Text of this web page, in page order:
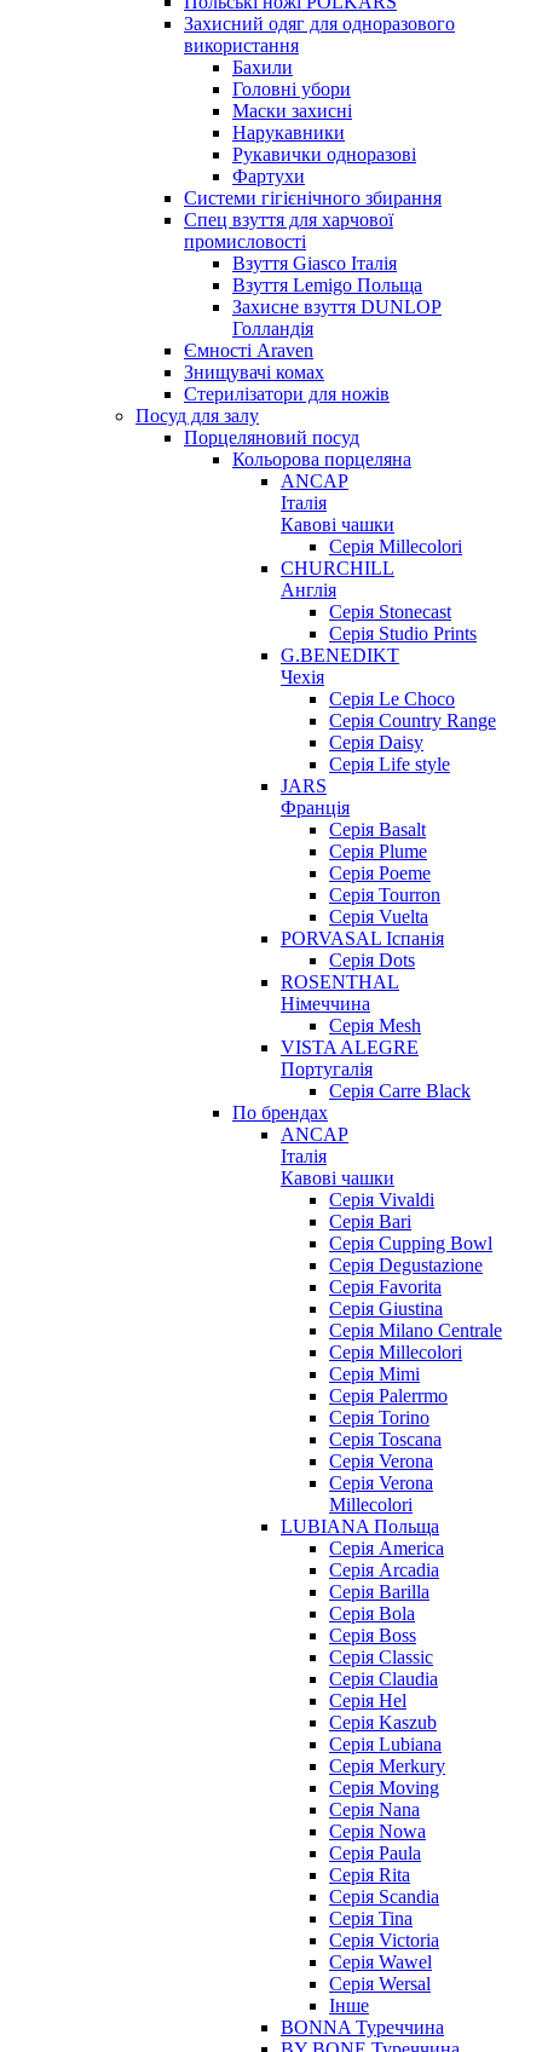
Захисний одяг для одноразового
використання
Бахили
Головні убори
Маски захисні
Нарукавники
Рукавички одноразові
Фартухи
Системи гігієнічного збирання
Спец взуття для харчової
промисловості
Взуття Giasco Італія
Взуття Lemigo Польща
Захисне взуття DUNLOP
Голландія
Ємності Araven
Знищувачі комах
Стерилізатори для ножів
Посуд для залу
Порцеляновий посуд
Кольорова порцеляна
ANCAP
Італія
Кавові чашки
Серія Millecolori
CHURCHILL
Англія
Серія Stonecast
Серія Studio Prints
G.BENEDIKT
Чехія
Cерія Le Choco
Серія Country Range
Серія Daisy
Серія Life style
JARS
Франція
Серія Basalt
Серія Plume
Серія Poeme
Серія Tourron
Серія Vuelta
PORVASAL Іспанія
Серія Dots
ROSENTHAL
Німеччина
Серія Mesh
VISTA ALEGRE
Португалія
Серія Carre Black
По брендах
ANCAP
Італія
Кавові чашки
Cерія Vivaldi
Серія Bari
Серія Cupping Bowl
Серія Degustazione
Серія Favorita
Серія Giustina
Серія Milano Centrale
Серія Millecolori
Серія Mimi
Серія Palerrmo
Серія Torino
Серія Toscana
Серія Verona
Серія Verona
Millecolori
LUBIANA Польща
Серія America
Серія Arcadia
Серія Barilla
Серія Bola
Серія Boss
Серія Classic
Серія Claudia
Серія Hel
Серія Kaszub
Серія Lubiana
Серія Merkury
Серія Moving
Серія Nana
Серія Nowa
Серія Paula
Серія Rita
Серія Scandia
Серія Tina
Серія Victoria
Серія Wawel
Серія Wersal
Інше
BONNA Туреччина